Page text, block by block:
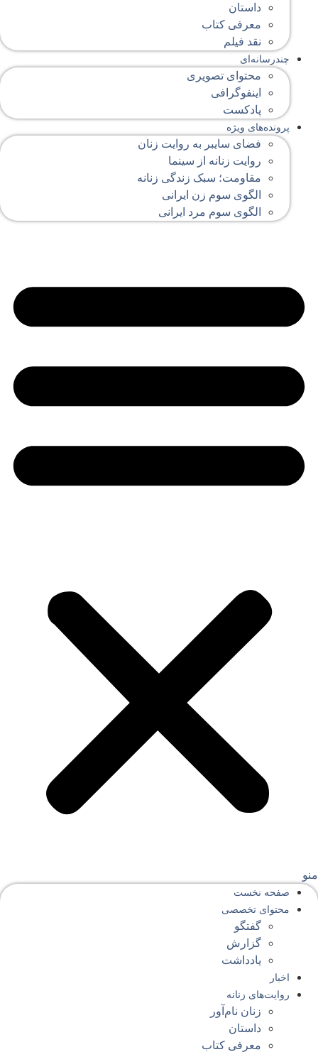
داستان
معرفی کتاب
نقد فیلم
چندرسانه‌ای
محتوای تصویری
اینفوگرافی
پادکست
پرونده‌های ویژه
فضای سایبر به روایت زنان
روایت زنانه از سینما
مقاومت؛ سبک زندگی زنانه
الگوی سوم زن ایرانی
الگوی سوم مرد ایرانی
صفحه‌ نخست
محتوای‌ تخصصی
گفتگو
گزارش
یادداشت
اخبار
روایت‌های زنانه
زنان نام‌آور
داستان
معرفی کتاب